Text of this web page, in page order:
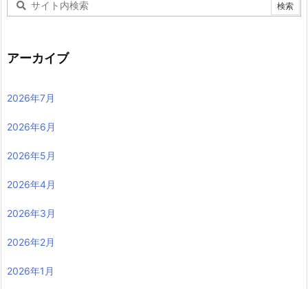
アーカイブ
2026年7月
2026年6月
2026年5月
2026年4月
2026年3月
2026年2月
2026年1月